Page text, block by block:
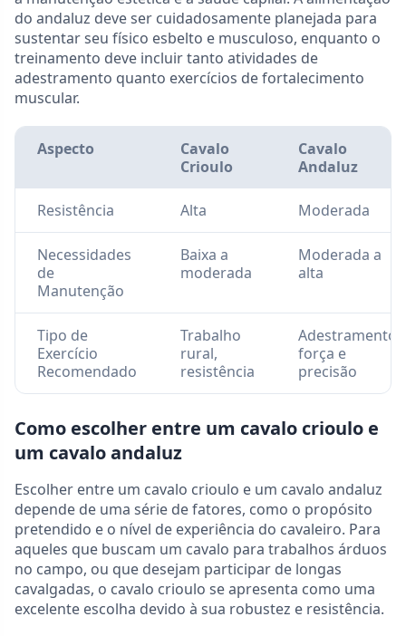
do andaluz deve ser cuidadosamente planejada para
sustentar seu físico esbelto e musculoso, enquanto o
treinamento deve incluir tanto atividades de
adestramento quanto exercícios de fortalecimento
muscular.
Aspecto
Cavalo
Crioulo
Cavalo
Andaluz
Resistência Alta Moderada
Necessidades
de
Manutenção
Baixa a
moderada
Moderada a
alta
Tipo de
Exercício
Recomendado
Trabalho
rural,
resistência
Adestramento,
força e
precisão
Como escolher entre um cavalo crioulo e
um cavalo andaluz
Escolher entre um cavalo crioulo e um cavalo andaluz
depende de uma série de fatores, como o propósito
pretendido e o nível de experiência do cavaleiro. Para
aqueles que buscam um cavalo para trabalhos árduos
no campo, ou que desejam participar de longas
cavalgadas, o cavalo crioulo se apresenta como uma
excelente escolha devido à sua robustez e resistência.